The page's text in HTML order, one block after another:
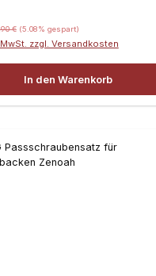
Preis:
€ (5.08% gespart)
zzgl. Versandkosten
In den Warenkorb